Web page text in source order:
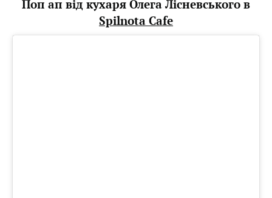
Поп ап від кухаря Олега Лісневського в
Spilnota Cafe